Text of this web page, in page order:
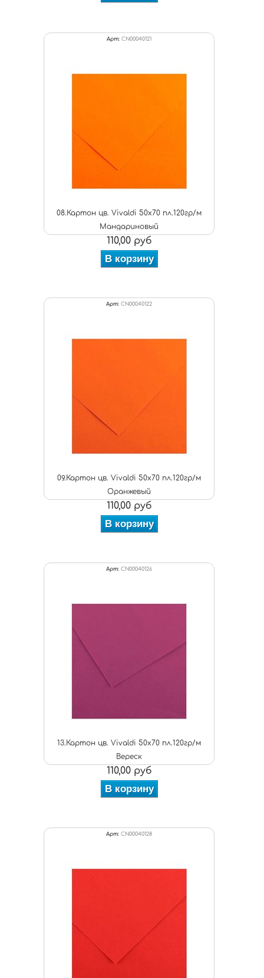
Арт: CN00040121
08.Картон цв. Vivaldi 50x70 пл.120гр/м
Мандариновый
110,00 руб
В корзину
Арт: CN00040122
09.Картон цв. Vivaldi 50x70 пл.120гр/м
Оранжевый
110,00 руб
В корзину
Арт: CN00040126
13.Картон цв. Vivaldi 50x70 пл.120гр/м
Вереск
110,00 руб
В корзину
Арт: CN00040128